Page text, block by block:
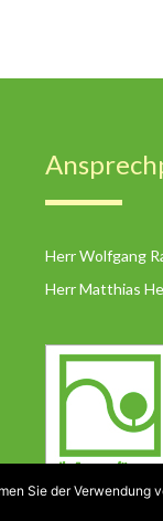
Herr Wolfgang
Herr Matthias
Sie der Verwendung